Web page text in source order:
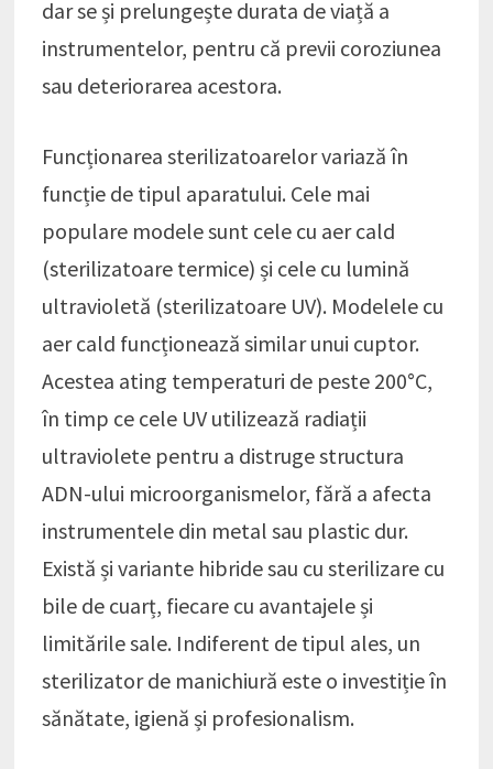
dar se și prelungește durata de viață a
instrumentelor, pentru că previi coroziunea
sau deteriorarea acestora.
Funcționarea sterilizatoarelor variază în
funcție de tipul aparatului. Cele mai
populare modele sunt cele cu aer cald
(sterilizatoare termice) și cele cu lumină
ultravioletă (sterilizatoare UV). Modelele cu
aer cald funcționează similar unui cuptor.
Acestea ating temperaturi de peste 200°C,
în timp ce cele UV utilizează radiații
ultraviolete pentru a distruge structura
ADN-ului microorganismelor, fără a afecta
instrumentele din metal sau plastic dur.
Există și variante hibride sau cu sterilizare cu
bile de cuarț, fiecare cu avantajele și
limitările sale. Indiferent de tipul ales, un
sterilizator de manichiură este o investiție în
sănătate, igienă și profesionalism.